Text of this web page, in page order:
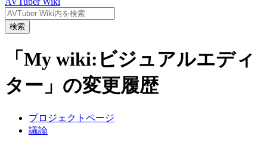
検索
「My wiki:ビジュアルエディ
ター」の変更履歴
プロジェクトページ
議論